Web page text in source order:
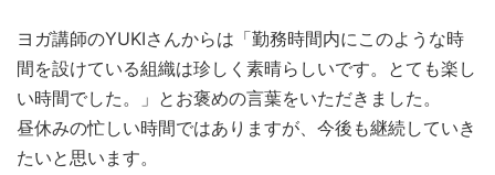
ヨガ講師のYUKIさんからは「勤務時間内にこのような時
間を設けている組織は珍しく素晴らしいです。とても楽し
い時間でした。」とお褒めの言葉をいただきました。
昼休みの忙しい時間ではありますが、今後も継続していき
たいと思います。